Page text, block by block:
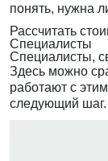
понять, нужна
Рассчитать
Специалисты
Специалисты,
Здесь можно
работают с
следующий шаг.